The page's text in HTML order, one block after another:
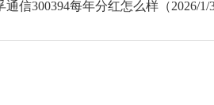
通信300394每年分红怎么样（2026/1/3